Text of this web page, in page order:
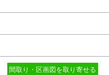
間取り・区画図を取り寄せる